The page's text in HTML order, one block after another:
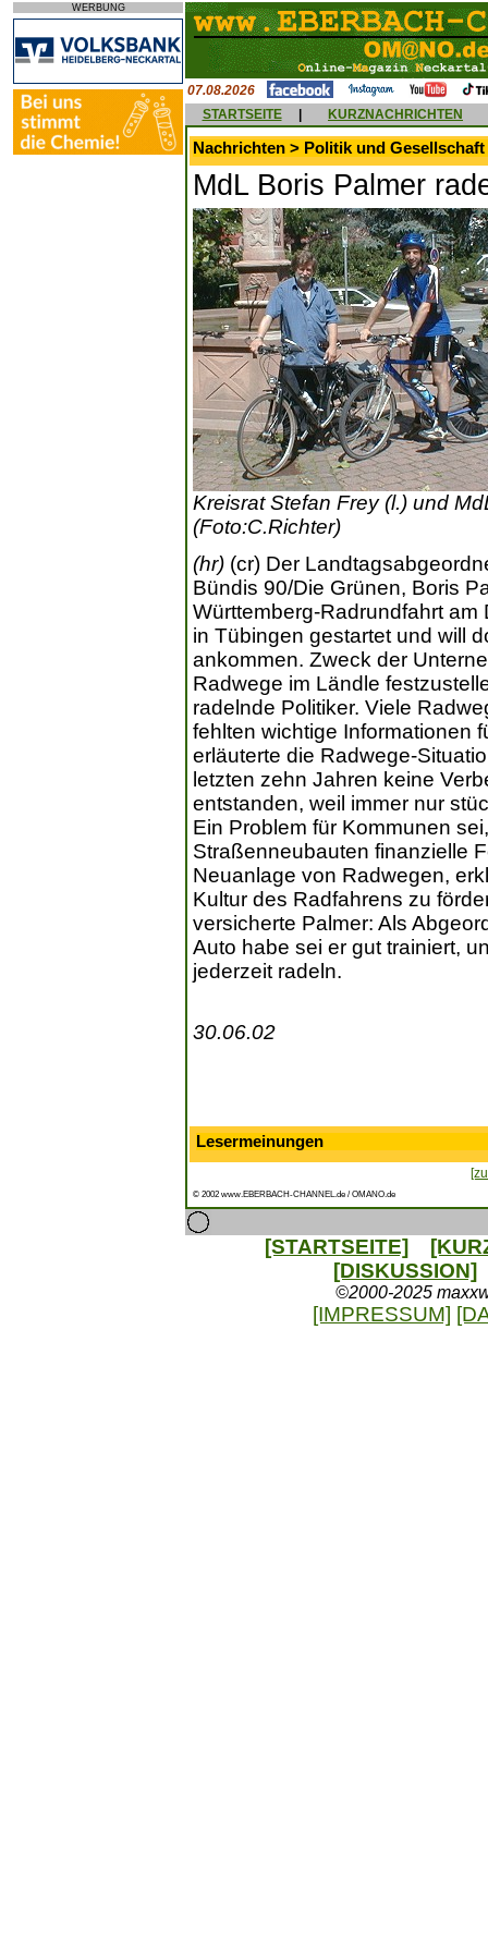
WERBUNG
07.08.2026
STARTSEITE
KURZNACHRICHTEN
Nachrichten > Politik und Gesellschaft
MdL Boris Palmer
Kreisrat Stefan Frey (l.) und
(Foto:C.Richter)
(hr) (cr) Der
Bündis 90/Die Grünen, Boris
Württemberg-Radrundfahrt
in Tübingen gestartet und will
ankommen. Zweck der
Radwege im Ländle
radelnde Politiker. Viele
fehlten wichtige Informationen
erläuterte die Radwege-
letzten zehn Jahren keine
entstanden, weil immer nur
Ein Problem für Kommunen
Straßenneubauten finanzielle
Neuanlage von Radwegen,
Kultur des Radfahrens zu
versicherte Palmer: Als
Auto habe sei er gut trainiert,
jederzeit radeln.
30.06.02
Lesermeinungen
© 2002 www.EBERBACH-CHANNEL.de / OMANO.de
[STARTSEITE]
[DISKUSSION]
©2000-2025
[IMPRESSUM]